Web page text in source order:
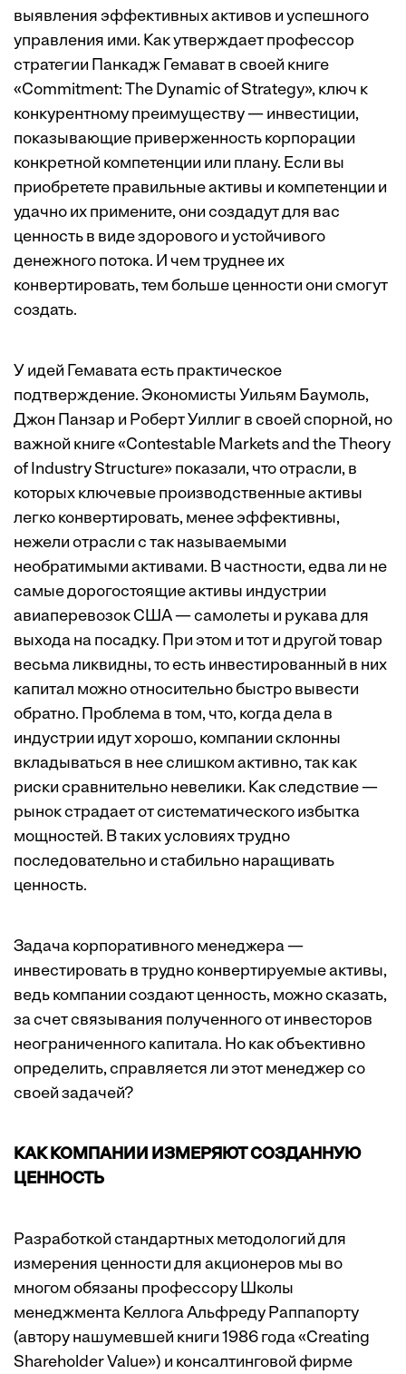
выявления эффективных активов и успешного
управления ими. Как утверждает профессор
стратегии Панкадж Гемават в своей книге
«Commitment: The Dynamic of Strategy», ключ к
конкурентному преимуществу — инвестиции,
показывающие приверженность корпорации
конкретной компетенции или плану. Если вы
приобретете правильные активы и компетенции и
удачно их примените, они создадут для вас
ценность в виде здорового и устойчивого
денежного потока. И чем труднее их
конвертировать, тем больше ценности они смогут
создать.
У идей Гемавата есть практическое
подтверждение. Экономисты Уильям Баумоль,
Джон Панзар и Роберт Уиллиг в своей спорной, но
важной книге «Contestable Markets and the Theory
of Industry Structure» показали, что отрасли, в
которых ключевые производственные активы
легко конвертировать, менее эффективны,
нежели отрасли с так называемыми
необратимыми активами. В частности, едва ли не
самые дорогостоящие активы индустрии
авиаперевозок США — самолеты и рукава для
выхода на посадку. При этом и тот и другой товар
весьма ликвидны, то есть инвестированный в них
капитал можно относительно быстро вывести
обратно. Проблема в том, что, когда дела в
индустрии идут хорошо, компании склонны
вкладываться в нее слишком активно, так как
риски сравнительно невелики. Как следствие —
рынок страдает от систематического избытка
мощностей. В таких условиях трудно
последовательно и стабильно наращивать
ценность.
Задача корпоративного менеджера —
инвестировать в трудно конвертируемые активы,
ведь компании создают ценность, можно сказать,
за счет связывания полученного от инвесторов
неограниченного капитала. Но как объективно
определить, справляется ли этот менеджер со
своей задачей?
КАК КОМПАНИИ ИЗМЕРЯЮТ СОЗДАННУЮ
ЦЕННОСТЬ
Разработкой стандартных методологий для
измерения ценности для акционеров мы во
многом обязаны профессору Школы
менеджмента Келлога Альфреду Раппапорту
(автору нашумевшей книги 1986 года «Creating
Shareholder Value») и консалтинговой фирме